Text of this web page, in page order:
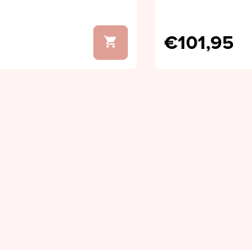
€101,95